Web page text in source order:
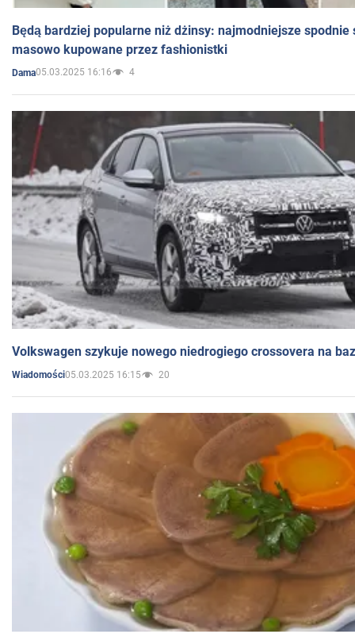
Będą bardziej popularne niż dżinsy: najmodniejsze spodnie
masowo kupowane przez fashionistki
Dama05.03.2025 16:16 4
Volkswagen szykuje nowego niedrogiego crossovera na
Wiadomości05.03.2025 16:15 20